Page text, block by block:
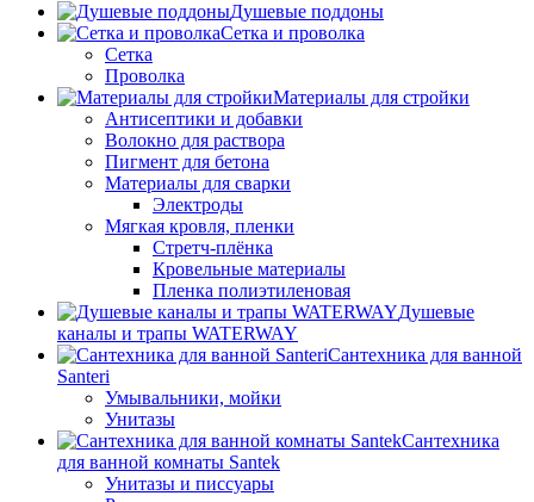
Душевые поддоны
Сетка и проволка
Сетка
Проволка
Материалы для стройки
Антисептики и добавки
Волокно для раствора
Пигмент для бетона
Материалы для сварки
Электроды
Мягкая кровля, пленки
Стретч-плёнка
Кровельные материалы
Пленка полиэтиленовая
Душевые
каналы и трапы WATERWAY
Сантехника для ванной
Santeri
Умывальники, мойки
Унитазы
Сантехника
для ванной комнаты Santek
Унитазы и писсуары